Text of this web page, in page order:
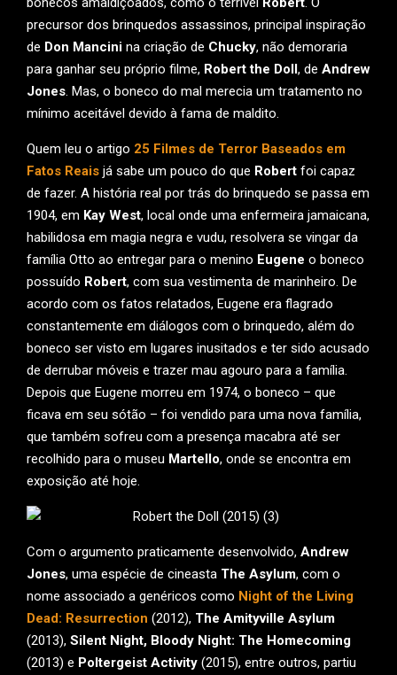
precursor dos brinquedos assassinos, principal inspiração
de Don Mancini na criação de Chucky, não demoraria
para ganhar seu próprio filme, Robert the Doll, de Andrew
Jones. Mas, o boneco do mal merecia um tratamento no
mínimo aceitável devido à fama de maldito.
Quem leu o artigo 25 Filmes de Terror Baseados em
Fatos Reais já sabe um pouco do que Robert foi capaz
de fazer. A história real por trás do brinquedo se passa em
1904, em Kay West, local onde uma enfermeira jamaicana,
habilidosa em magia negra e vudu, resolvera se vingar da
família Otto ao entregar para o menino Eugene o boneco
possuído Robert, com sua vestimenta de marinheiro. De
acordo com os fatos relatados, Eugene era flagrado
constantemente em diálogos com o brinquedo, além do
boneco ser visto em lugares inusitados e ter sido acusado
de derrubar móveis e trazer mau agouro para a família.
Depois que Eugene morreu em 1974, o boneco – que
ficava em seu sótão – foi vendido para uma nova família,
que também sofreu com a presença macabra até ser
recolhido para o museu Martello, onde se encontra em
exposição até hoje.
Com o argumento praticamente desenvolvido, Andrew
Jones, uma espécie de cineasta The Asylum, com o
nome associado a genéricos como Night of the Living
Dead: Resurrection (2012), The Amityville Asylum
(2013), Silent Night, Bloody Night: The Homecoming
(2013) e Poltergeist Activity (2015), entre outros, partiu